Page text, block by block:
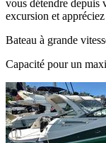
vous détendre depuis
excursion et
Bateau à grande
Capacité pour un